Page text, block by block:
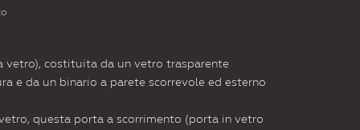
vetro), costituita da un vetro trasparente
e da un binario a parete scorrevole ed esterno
questa porta a scorrimento (porta in vetro